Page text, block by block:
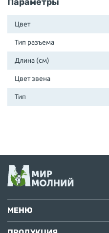
Цвет
Тип разъема
Длина (см)
Цвет звена
Тип
МЕНЮ